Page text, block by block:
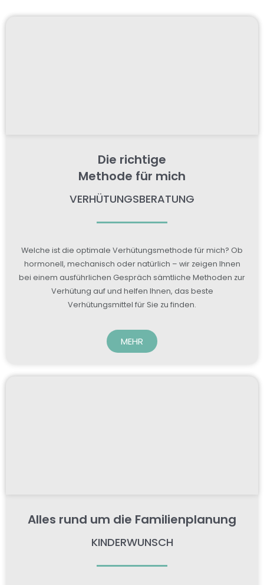
Die richtige
Methode für mich
VERHÜTUNGSBERATUNG
Welche ist die optimale Verhütungsmethode für mich? Ob
hormonell, mechanisch oder natürlich – wir zeigen Ihnen
bei einem ausführlichen Gespräch sämtliche Methoden zur
Verhütung auf und helfen Ihnen, das beste
Verhütungsmittel für Sie zu finden.
MEHR
Alles rund um die Familienplanung
KINDERWUNSCH